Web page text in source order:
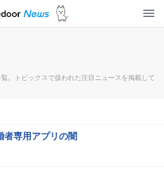
。トピックスで扱われた注目ニュースを掲載して
者専用アプリの闇